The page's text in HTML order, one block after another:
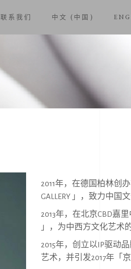
联系我们 中文 (中国)
2011年，在德国柏林创
GALLERY 」，致⼒中国
2013年，在北京CBD嘉⾥
」，为中西⽅⽂化艺术
2015年，创⽴以IP驱动
艺术，并引发2017年「